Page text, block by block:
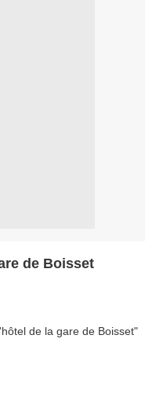
de Boisset